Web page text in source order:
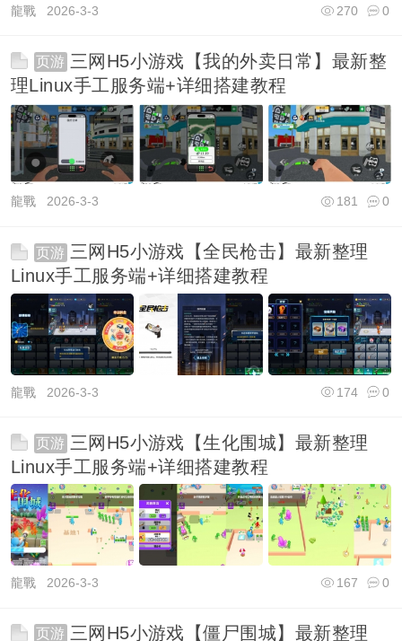
龍戰2026-3-3 0
270
页游 三网H5小游戏【我的外卖日常】最新整
理Linux手工服务端+详细搭建教程
龍戰2026-3-3 0
181
页游 三网H5小游戏【全民枪击】最新整理
Linux手工服务端+详细搭建教程
龍戰2026-3-3 0
174
页游 三网H5小游戏【生化围城】最新整理
Linux手工服务端+详细搭建教程
龍戰2026-3-3 0
167
页游 三网H5小游戏【僵尸围城】最新整理